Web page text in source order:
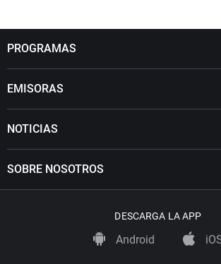
PROGRAMAS
EMISORAS
NOTICIAS
SOBRE NOSOTROS
DESCARGA LA APP
Android